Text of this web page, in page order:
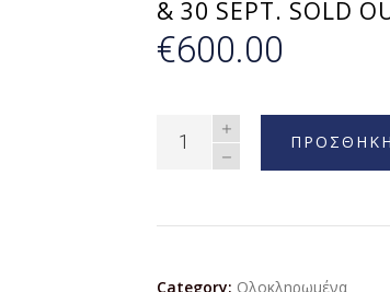
& 30 SEPT. SOLD
€600.00
Category: Ολοκληρωμένα